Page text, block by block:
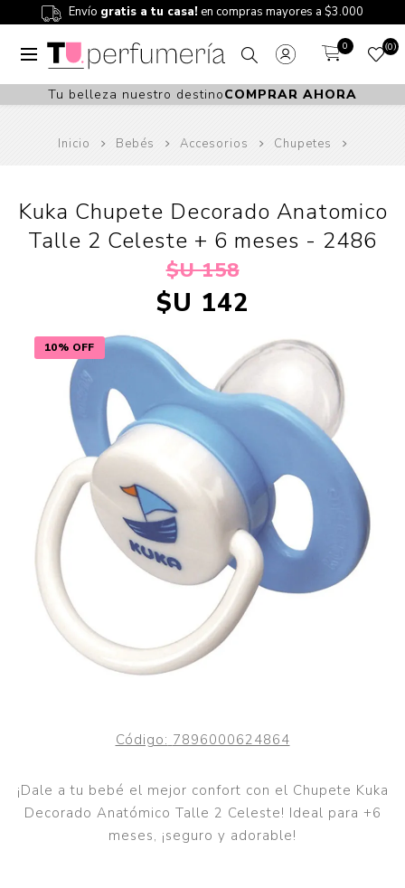
Envío gratis a tu casa! en compras mayores a $3.000
0 0
Tu belleza nuestro destinoCOMPRAR AHORA
Inicio Bebés Accesorios Chupetes
10% OFF
Kuka Chupete Decorado Anatomico
Talle 2 Celeste + 6 meses - 2486
$U 158
$U 142
Código: 7896000624864
¡Dale a tu bebé el mejor confort con el Chupete Kuka
Decorado Anatómico Talle 2 Celeste! Ideal para +6
meses, ¡seguro y adorable!